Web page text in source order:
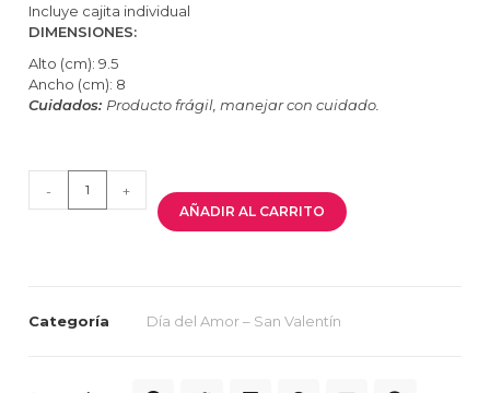
Incluye cajita individual
DIMENSIONES:
Alto (cm): 9.5
Ancho (cm): 8
Cuidados: Producto frágil, manejar con cuidado.
- +
AÑADIR AL CARRITO
Categoría Día del Amor – San Valentín